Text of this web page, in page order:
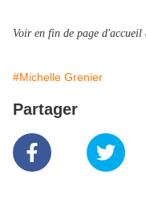
Voir en fin de page
#Michelle Grenier
Partager